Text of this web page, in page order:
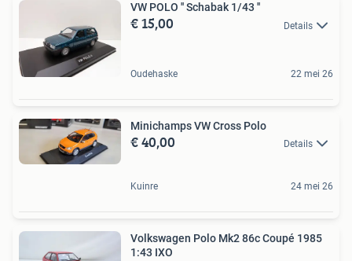
VW POLO '' Schabak 1/43 ''
€ 15,00 Details
Oudehaske 22 mei 26
Minichamps VW Cross Polo
€ 40,00 Details
Kuinre 24 mei 26
Volkswagen Polo Mk2 86c Coupé 1985
1:43 IXO